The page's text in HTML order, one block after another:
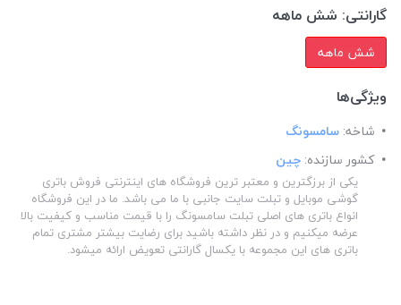
گارانتی: شش ماهه
شش ماهه
ویژگی‌ها
شاخه: سامسونگ
کشور سازنده: چین
یکی از برزگترین و معتبر ترین فروشگاه های اینترنتی فروش باتری
گوشی موبایل و تبلت سایت جانبی با ما می باشد. ما در این فروشگاه
انواع باتری های اصلی تبلت سامسونگ را با قیمت مناسب و کیفیت بالا
عرضه میکنیم و در نظر داشته باشید برای رضایت بیشتر مشتری تمام
باتری های این مجموعه با یکسال گارانتی تعویض ارائه میشود.